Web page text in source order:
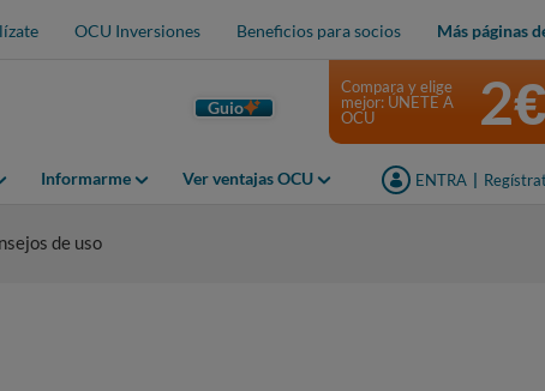
OCU Inversiones Beneficios para socios Más páginas
Guio
Informarme Ver ventajas OCU ENTRA
Compara y elige
mejor: ÚNETE A
OCU
2€
de uso